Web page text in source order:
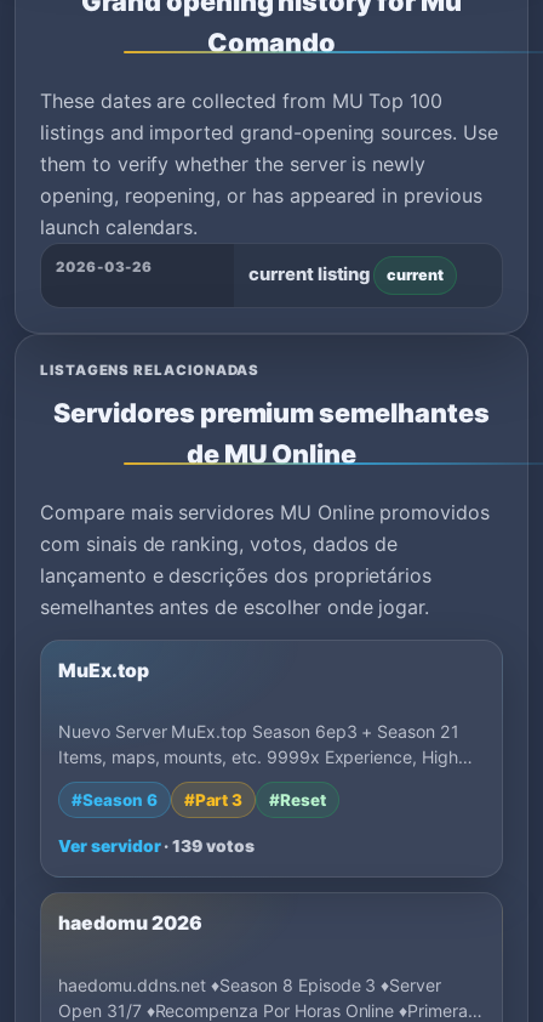
Comando
These dates are collected from MU Top 100
listings and imported grand-opening sources. Use
them to verify whether the server is newly
opening, reopening, or has appeared in previous
launch calendars.
2026-03-26 current listing current
LISTAGENS RELACIONADAS
Servidores premium semelhantes
de MU Online
Compare mais servidores MU Online promovidos
com sinais de ranking, votos, dados de
lançamento e descrições dos proprietários
semelhantes antes de escolher onde jogar.
MuEx.top
Nuevo Server MuEx.top Season 6ep3 + Season 21
Items, maps, mounts, etc. 9999x Experience, High…
#Season 6 #Part 3 #Reset
Ver servidor· 139 votos
haedomu 2026
haedomu.ddns.net ♦Season 8 Episode 3 ♦Server
Open 31/7 ♦Recompenza Por Horas Online ♦Primeras